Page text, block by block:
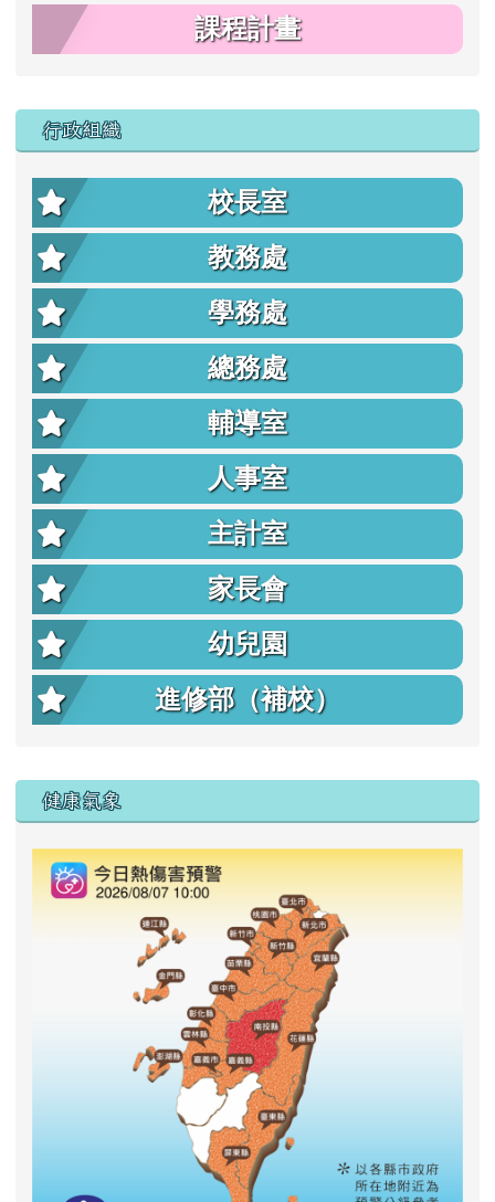
課程計畫
行政組織
校長室
教務處
學務處
總務處
輔導室
人事室
主計室
家長會
幼兒園
進修部（補校）
右邊區域內容
健康氣象